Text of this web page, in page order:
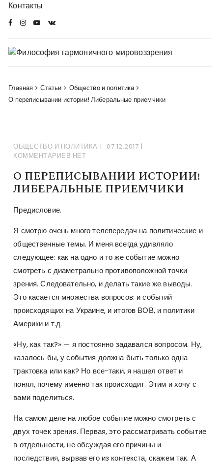
Перейти
комменты
Контакты
Главная Статьи
Общество и политика
О переписывании истории! Либеральные приемчики
ОБЩЕСТВО И ПОЛИТИКА
07.12.2017
КОММЕНТАРИЕВ НЕТ
О ПЕРЕПИСЫВАНИИ ИСТОРИИ!
ЛИБЕРАЛЬНЫЕ ПРИЕМЧИКИ
Предисловие.
Я смотрю очень много телепередач на политические и
общественные темы. И меня всегда удивляло
следующее: как на одно и то же событие можно
смотреть с диаметрально противоположной точки
зрения. Следовательно, и делать такие же выводы.
Это касается множества вопросов: и событий
происходящих на Украине, и итогов ВОВ, и политики
Америки и т.д.
«Ну, как так?» — я постоянно задавался вопросом. Ну,
казалось бы, у события должна быть только одна
трактовка или как? Но все-таки, я нашел ответ и
понял, почему именно так происходит. Этим и хочу с
вами поделиться.
На самом деле на любое событие можно смотреть с
двух точек зрения. Первая, это рассматривать событие
в отдельности, не обсуждая его причины и
последствия, вырвав его из контекста, скажем так. А